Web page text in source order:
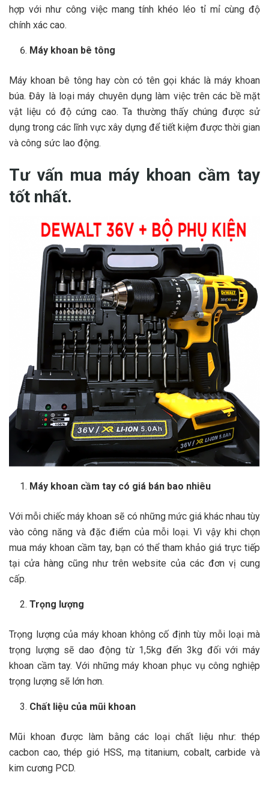
hợp với như công việc mang tính khéo léo tỉ mỉ cùng độ
chính xác cao.
Máy khoan bê tông
Máy khoan bê tông hay còn có tên gọi khác là máy khoan
búa. Đây là loại máy chuyên dụng làm việc trên các bề mặt
vật liệu có độ cứng cao. Ta thường thấy chúng được sử
dụng trong các lĩnh vực xây dựng để tiết kiệm được thời gian
và công sức lao động.
Tư vấn mua máy khoan cầm tay
tốt nhất.
Máy khoan cầm tay có giá bán bao nhiêu
Với mỗi chiếc máy khoan sẽ có những mức giá khác nhau tùy
vào công năng và đặc điểm của mỗi loại. Vì vậy khi chọn
mua máy khoan cầm tay, bạn có thể tham khảo giá trực tiếp
tại cửa hàng cũng như trên website của các đơn vị cung
cấp.
Trọng lượng
Trọng lượng của máy khoan không cố định tùy mỗi loại mà
trọng lượng sẽ dao động từ 1,5kg đến 3kg đối với máy
khoan cầm tay. Với những máy khoan phục vụ công nghiệp
trọng lượng sẽ lớn hơn.
Chất liệu của mũi khoan
Mũi khoan được làm bằng các loại chất liệu như: thép
cacbon cao, thép gió HSS, mạ titanium, cobalt, carbide và
kim cương PCD.